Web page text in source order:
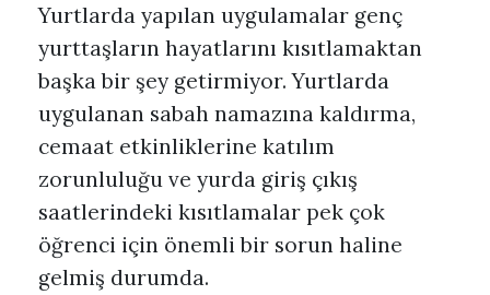
Yurtlarda yapılan uygulamalar genç
yurttaşların hayatlarını kısıtlamaktan
başka bir şey getirmiyor. Yurtlarda
uygulanan sabah namazına kaldırma,
cemaat etkinliklerine katılım
zorunluluğu ve yurda giriş çıkış
saatlerindeki kısıtlamalar pek çok
öğrenci için önemli bir sorun haline
gelmiş durumda.